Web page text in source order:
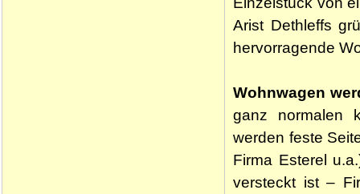
Arist Dethleffs
hervorragende
Wohnwagen
ganz normalen
werden feste
Firma Esterel
versteckt ist –